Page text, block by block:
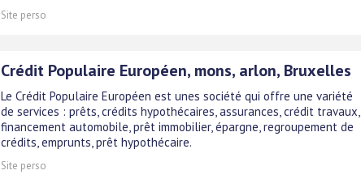
Site perso
Crédit Populaire Européen, mons, arlon, Bruxelles
Le Crédit Populaire Européen est unes société qui offre une variété
de services : prêts, crédits hypothécaires, assurances, crédit travaux,
financement automobile, prêt immobilier, épargne, regroupement de
crédits, emprunts, prêt hypothécaire.
Site perso